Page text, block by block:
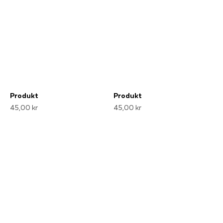
Produkt
45,00 kr
Produkt
45,00 kr